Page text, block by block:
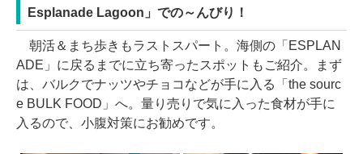
Esplanade Lagoon」での～んびり！
朝活＆まち歩きもラストスパート。海側の「ESPLAN
ADE」に戻るまでに立ち寄ったスポットもご紹介。まず
は、バルクでナッツやチョコなどが手に入る「the sourc
e BULK FOOD」へ。量り売りで気に入った食材が手に
入るので、小腹対策にお勧めです。